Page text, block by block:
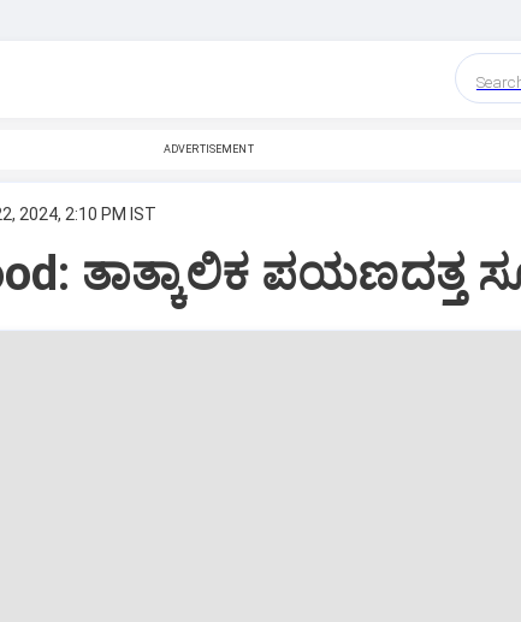
ADVERTISEMENT
2024, 2:10 PM IST
ತಾತ್ಕಾಲಿಕ ಪಯಣದತ್ತ